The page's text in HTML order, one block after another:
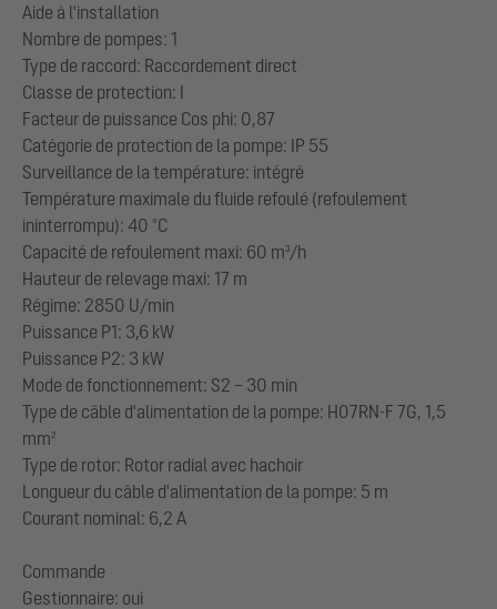
Aide à l'installation
Nombre de pompes: 1
Type de raccord: Raccordement direct
Classe de protection: I
Facteur de puissance Cos phi: 0,87
Catégorie de protection de la pompe: IP 55
Surveillance de la température: intégré
Température maximale du fluide refoulé (refoulement
ininterrompu): 40 °C
Capacité de refoulement maxi: 60 m³/h
Hauteur de relevage maxi: 17 m
Régime: 2850 U/min
Puissance P1: 3,6 kW
Puissance P2: 3 kW
Mode de fonctionnement: S2 – 30 min
Type de câble d'alimentation de la pompe: H07RN-F 7G, 1,5
mm²
Type de rotor: Rotor radial avec hachoir
Longueur du câble d'alimentation de la pompe: 5 m
Courant nominal: 6,2 A
Commande
Gestionnaire: oui